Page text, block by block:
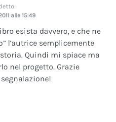
alle 15:49
esista davvero, e che ne
l’autrice semplicemente
Quindi mi spiace ma
nel progetto. Grazie